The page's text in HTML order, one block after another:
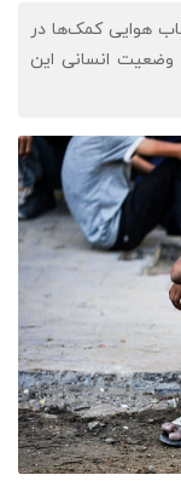
هوایی کمک‌ها در
وضعیت انسانی این